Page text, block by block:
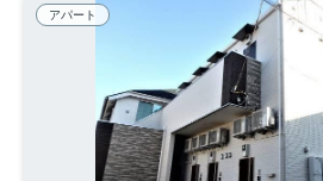
アパート